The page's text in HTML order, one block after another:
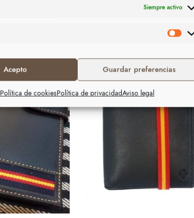
Siempre activo
Acepto Guardar preferencias
Política de cookiesPolítica de privacidadAviso legal